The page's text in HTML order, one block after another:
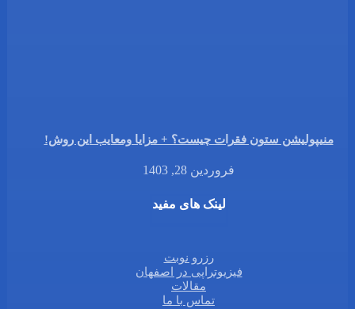
منیپولیشن ستون فقرات چیست؟ + مزایا ومعایب این روش!
فروردین 28, 1403
لینک های مفید
رزرو نوبت
فیزیوتراپی در اصفهان
مقالات
تماس با ما